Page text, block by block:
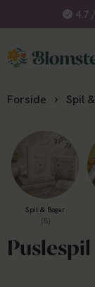
4.7
Forside Spil
Spil & Bøger
(8)
Puslespil